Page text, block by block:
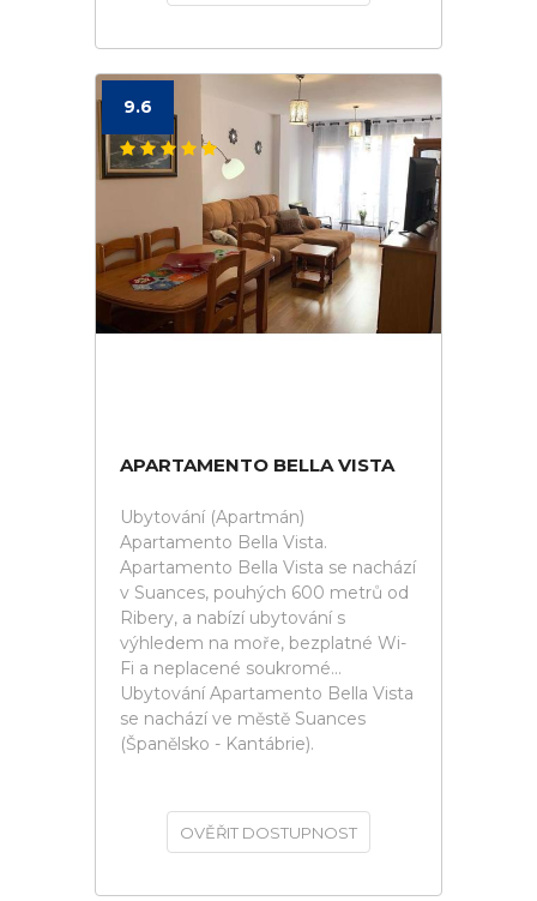
9.6
APARTAMENTO BELLA VISTA
Ubytování (Apartmán)
Apartamento Bella Vista.
Apartamento Bella Vista se nachází
v Suances, pouhých 600 metrů od
Ribery, a nabízí ubytování s
výhledem na moře, bezplatné Wi-
Fi a neplacené soukromé...
Ubytování Apartamento Bella Vista
se nachází ve městě Suances
(Španělsko - Kantábrie).
OVĚŘIT DOSTUPNOST